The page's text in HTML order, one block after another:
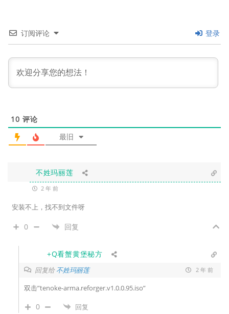
订阅评论 登录
10 评论
最旧
不姓玛丽莲
2 年 前
安装不上，找不到文件呀
0 回复
+Q看蟹黄堡秘方
回复给不姓玛丽莲 2 年 前
双击”tenoke-arma.reforger.v1.0.0.95.iso”
0 回复